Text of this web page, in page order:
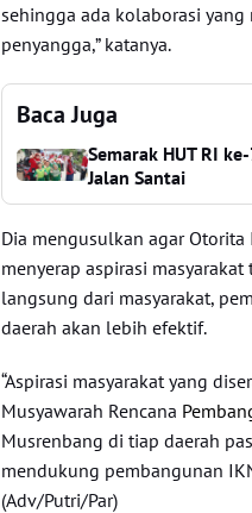
sehingga ada kolaborasi
penyangga,” katanya.
Baca Juga
Semarak HUT RI
Jalan Santai
Dia mengusulkan agar
menyerap aspirasi
langsung dari masyarakat,
daerah akan lebih efektif.
“Aspirasi masyarakat yang
Musyawarah Rencana
Musrenbang di tiap daerah
mendukung pembangunan
(Adv/Putri/Par)